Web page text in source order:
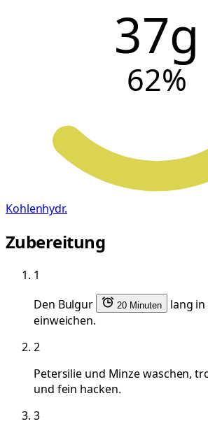
37g
62%
Kohlenhydr.
Zubereitung
1
Den Bulgur
20 Minuten
lang
einweichen.
2
Petersilie und Minze waschen,
und fein hacken.
3